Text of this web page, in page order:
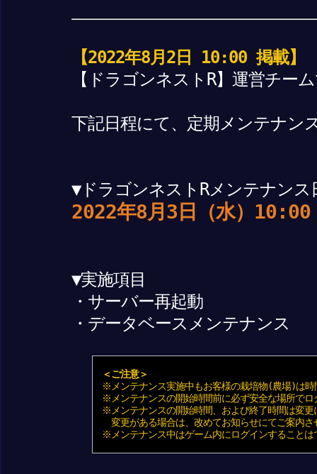
【2022年8月2日 10:00 掲載】
【ドラゴンネストR】運営チー
下記日程にて、定期メンテナン
▼ドラゴンネストRメンテナンス
2022年8月3日（水）
▼実施項目
・サーバー再起動
・データベースメンテナンス
＜ご注意＞
※メンテナンス実施中もお客様の栽培物(農場)は時
※メンテナンスの開始時間前に必ず安全な場所でロ
※メンテナンスの開始時間、および終了時間は変更
変更がある場合は、改めてお知らせにてご案内さ
※メンテナンス中はゲーム内にログインすることは